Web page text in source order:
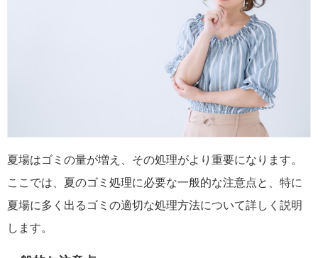
夏場はゴミの量が増え、その処理がより重要になります。
ここでは、夏のゴミ処理に必要な一般的な注意点と、特に
夏場に多く出るゴミの適切な処理方法について詳しく説明
します。